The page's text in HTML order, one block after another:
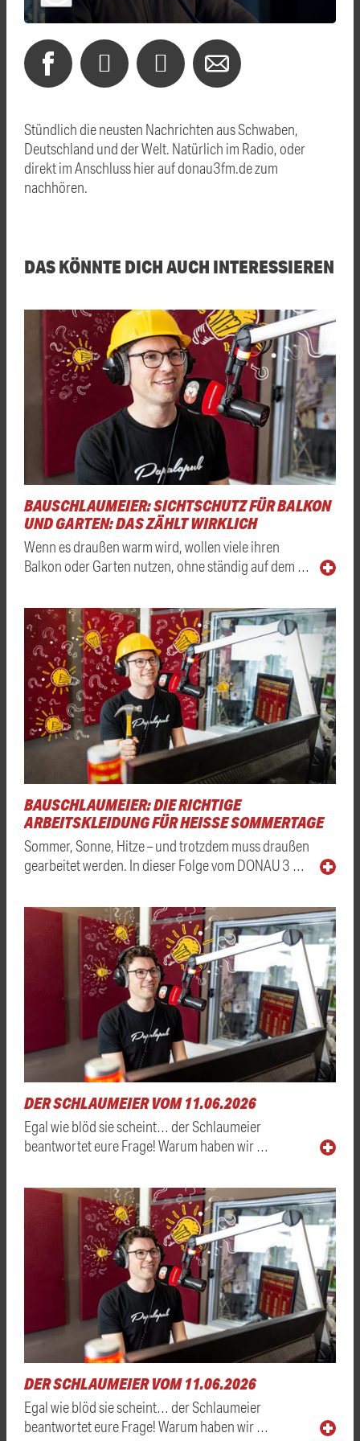
Stündlich die neusten Nachrichten aus Schwaben,
Deutschland und der Welt. Natürlich im Radio, oder
direkt im Anschluss hier auf donau3fm.de zum
nachhören.
DAS KÖNNTE DICH AUCH INTERESSIEREN
BAUSCHLAUMEIER: SICHTSCHUTZ FÜR BALKON
UND GARTEN: DAS ZÄHLT WIRKLICH
Wenn es draußen warm wird, wollen viele ihren
Balkon oder Garten nutzen, ohne ständig auf dem …
BAUSCHLAUMEIER: DIE RICHTIGE
ARBEITSKLEIDUNG FÜR HEISSE SOMMERTAGE
Sommer, Sonne, Hitze – und trotzdem muss draußen
gearbeitet werden. In dieser Folge vom DONAU 3 …
DER SCHLAUMEIER VOM 11.06.2026
Egal wie blöd sie scheint… der Schlaumeier
beantwortet eure Frage! Warum haben wir …
DER SCHLAUMEIER VOM 11.06.2026
Egal wie blöd sie scheint… der Schlaumeier
beantwortet eure Frage! Warum haben wir …